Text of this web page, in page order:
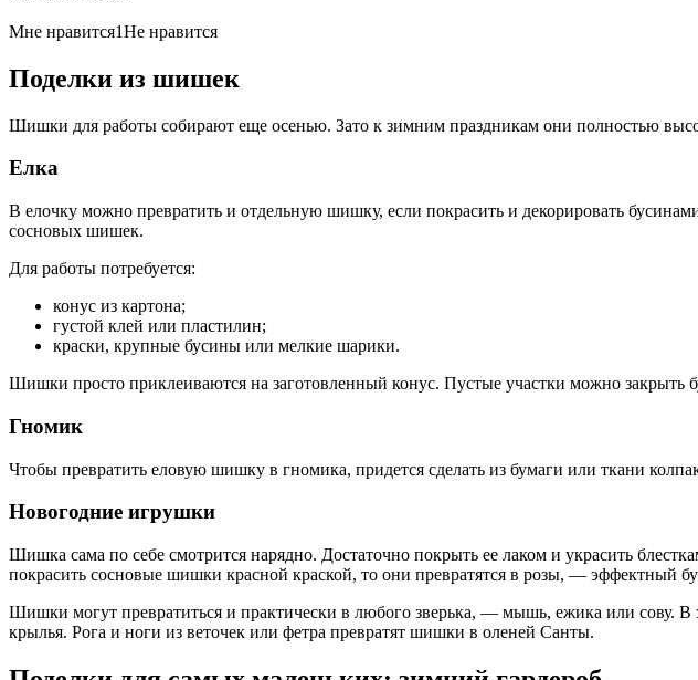
Мне нравится1Не нравится
Поделки из шишек
Шишки для работы собирают еще осенью. Зато к зимним праздникам они полностью
Елка
В елочку можно превратить и отдельную шишку, если покрасить и декорировать
сосновых шишек.
Для работы потребуется:
конус из картона;
густой клей или пластилин;
краски, крупные бусины или мелкие шарики.
Шишки просто приклеиваются на заготовленный конус. Пустые участки можно закрыть
Гномик
Чтобы превратить еловую шишку в гномика, придется сделать из бумаги или ткани
Новогодние игрушки
Шишка сама по себе смотрится нарядно. Достаточно покрыть ее лаком и украсить
покрасить сосновые шишки красной краской, то они превратятся в розы, — эффектный
Шишки могут превратиться и практически в любого зверька, — мышь, ежика или сову. В
крылья. Рога и ноги из веточек или фетра превратят шишки в оленей Санты.